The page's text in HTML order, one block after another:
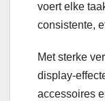
voert elke
consistente,
Met sterke
display-
accessoires